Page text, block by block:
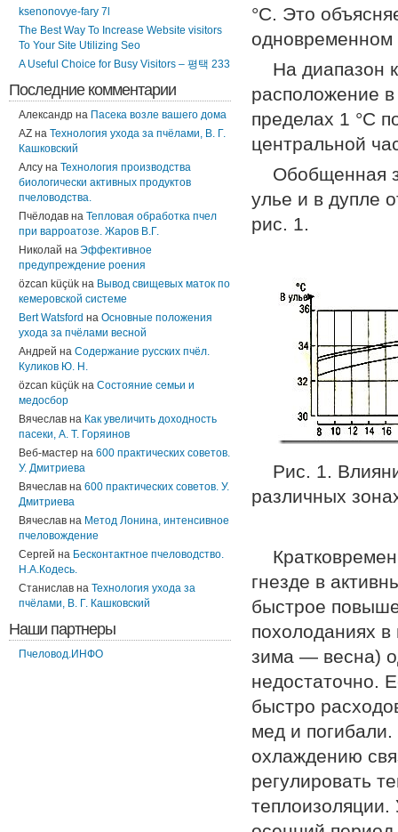
°С. Это
одновременном
На диапазон
расположение
пределах 1 °С
центральной
Обобщенная
улье и в дупле
рис. 1.
Рис. 1.
различных
гнезде в
быстрое
похолоданиях
зима — весна)
недостаточно.
быстро
мед и погибали.
охлаждению
регулировать
ksenonovye-fary 7l
The Best Way To Increase Website visitors
To Your Site Utilizing Seo
A Useful Choice for Busy Visitors – 평택 233
Последние комментарии
Александр на Пасека возле вашего дома
AZ на Технология ухода за пчёлами, В. Г.
Кашковский
Алсу на Технология производства
биологически активных продуктов
пчеловодства.
Пчёлодав на Тепловая обработка пчел
при варроатозе. Жаров В.Г.
Николай на Эффективное
предупреждение роения
özcan küçük на Вывод свищевых маток по
кемеровской системе
Bert Watsford на Основные положения
ухода за пчёлами весной
Андрей на Содержание русских пчёл.
Куликов Ю. Н.
özcan küçük на Состояние семьи и
медосбор
Вячеслав на Как увеличить доходность
пасеки, А. Т. Горяинов
Веб-мастер на 600 практических советов.
У. Дмитриева
Вячеслав на 600 практических советов. У.
Дмитриева
Вячеслав на Метод Лонина, интенсивное
пчеловождение
Сергей на Бесконтактное пчеловодство.
Н.А.Кодесь.
Станислав на Технология ухода за
пчёлами, В. Г. Кашковский
Наши партнеры
Пчеловод.ИНФО